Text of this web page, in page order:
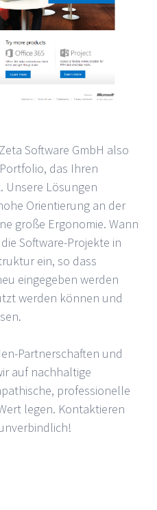
Software GmbH also
das Ihren
Unsere Lösungen
Orientierung an der
große Ergonomie. Wann
Software-Projekte in
ein, so dass
eingegeben werden
werden können und
Partnerschaften und
auf nachhaltige
professionelle
legen. Kontaktieren